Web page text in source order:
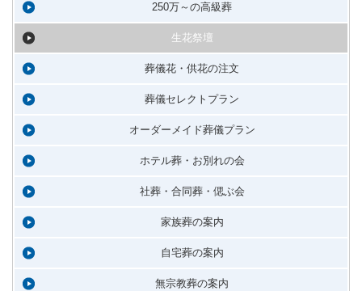
250万～の高級葬
生花祭壇
葬儀花・供花の注文
葬儀セレクトプラン
オーダーメイド葬儀プラン
ホテル葬・お別れの会
社葬・合同葬・偲ぶ会
家族葬の案内
自宅葬の案内
無宗教葬の案内